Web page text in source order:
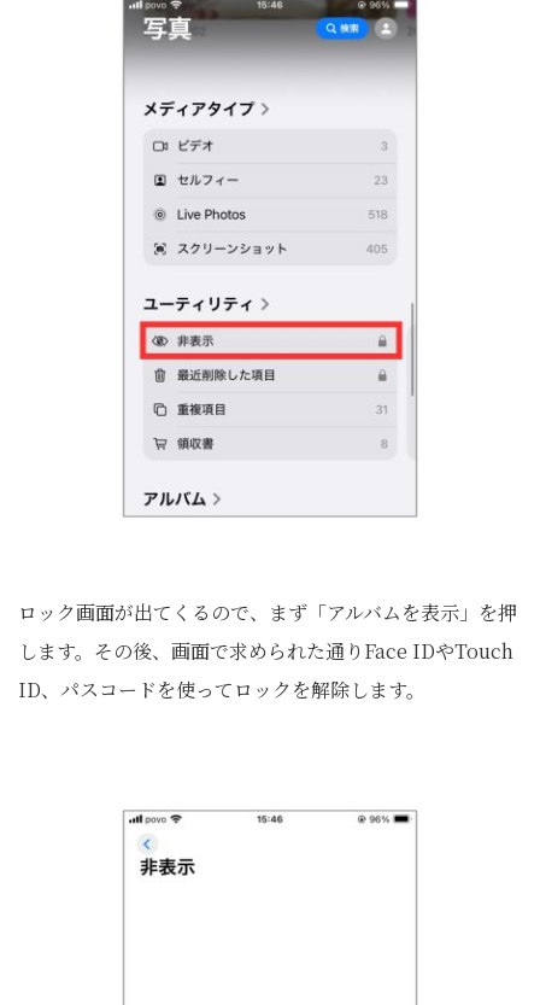
ロック画面が出てくるので、まず「アルバムを表示」を押
します。その後、画面で求められた通りFace IDやTouch
ID、パスコードを使ってロックを解除します。